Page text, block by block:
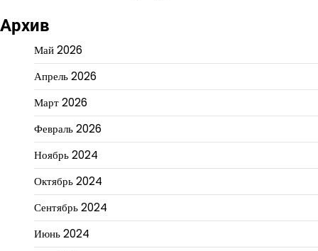
Архив
Май 2026
Апрель 2026
Март 2026
Февраль 2026
Ноябрь 2024
Октябрь 2024
Сентябрь 2024
Июнь 2024